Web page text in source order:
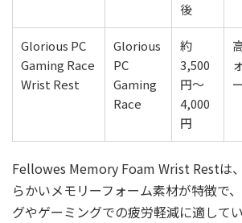
後
Glorious PC
Gaming Race
Wrist Rest
Glorious
PC
Gaming
Race
約
3,500
円〜
4,000
円
Fellowes Memory Foam Wrist Restは
らかいメモリーフォーム素材が特徴で
グやゲーミングでの疲労軽減に適してい